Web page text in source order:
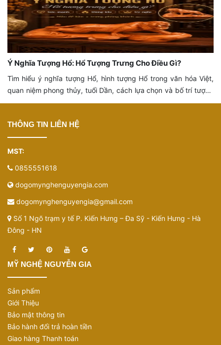
Vừa, Không Gắt?
Mới nhận bột xông gỗ Bách Xanh hoặc Ngọc Am? Xem cách
dùng lượng vừa đủ, chọn cách xông phù hợp, tránh khói gắt và
bảo quản để giữ mùi tự nhiên lâu hơn.
THÔNG TIN LIÊN HỆ
MST:
0855551618
dogomynghenguyengia.com
dogomynghenguyengia@gmail.com
Số 1 Ngõ trạm y tế P. Kiến Hưng – Đa Sỹ - Kiến Hưng - Hà
Đông - HN
MỸ NGHỆ NGUYỄN GIA
Sản phẩm
Giới Thiệu
Bảo mật thông tin
Bảo hành đổi trả hoàn tiền
Giao hàng Thanh toán